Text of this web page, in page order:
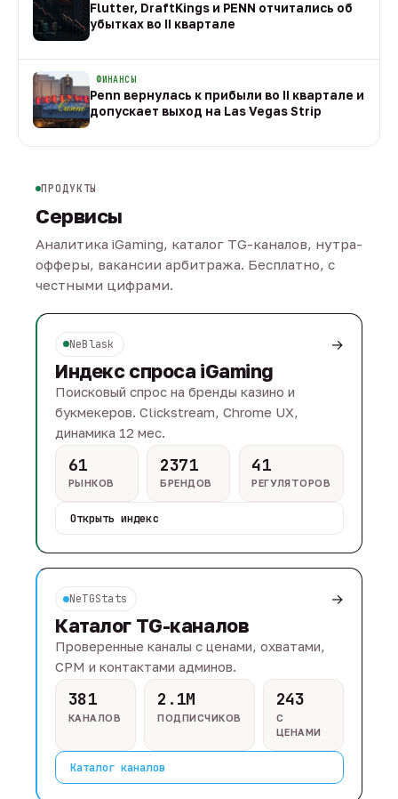
Flutter, DraftKings и PENN отчитались об
убытках во II квартале
ФИНАНСЫ
Penn вернулась к прибыли во II квартале и
допускает выход на Las Vegas Strip
ПРОДУКТЫ
Сервисы
Аналитика iGaming, каталог TG-каналов, нутра-
офферы, вакансии арбитража. Бесплатно, с
честными цифрами.
NeBlask →
Индекс спроса iGaming
Поисковый спрос на бренды казино и
букмекеров. Clickstream, Chrome UX,
динамика 12 мес.
61
РЫНКОВ
2371
БРЕНДОВ
41
РЕГУЛЯТОРОВ
Открыть индекс
NeTGStats →
Каталог TG-каналов
Проверенные каналы с ценами, охватами,
CPM и контактами админов.
381
КАНАЛОВ
2.1M
ПОДПИСЧИКОВ
243
С
ЦЕНАМИ
Каталог каналов